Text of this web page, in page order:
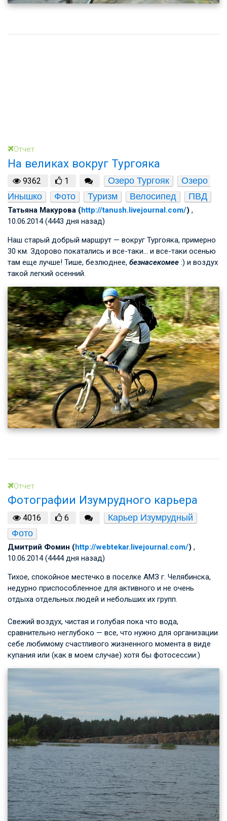
Отчет
На великах вокруг Тургояка
9362 1 Озеро Тургояк
Озеро
Инышко
Фото Туризм Велосипед ПВД
Татьяна Макурова (http://tanush.livejournal.com/) ,
10.06.2014 (4443 дня назад)
Наш старый добрый маршрут — вокруг Тургояка, примерно
30 км. Здорово покатались и все-таки… и все-таки осенью
там еще лучше! Тише, безлюднее, безнасекомее :) и воздух
такой легкий осенний.
Отчет
Фотографии Изумрудного карьера
4016 6
Карьер Изумрудный
Фото
Дмитрий Фомин (http://webtekar.livejournal.com/) ,
10.06.2014 (4444 дня назад)
Тихое, спокойное местечко в поселке АМЗ г. Челябинска,
недурно приспособленное для активного и не очень
отдыха отдельных людей и небольших их групп.
Свежий воздух, чистая и голубая пока что вода,
сравнительно неглубоко — все, что нужно для организации
себе любимому счастливого жизненного момента в виде
купания или (как в моем случае) хотя бы фотосессии:)